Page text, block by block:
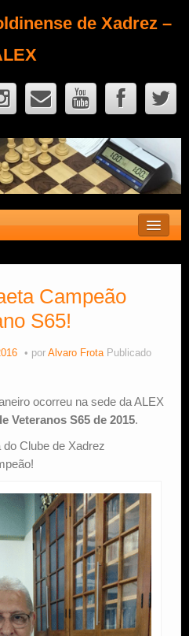
de Xadrez –
Campeão
S65!
por Alvaro Frota Publicado
ocorreu na sede da ALEX
Veteranos S65 de 2015.
do Clube de Xadrez